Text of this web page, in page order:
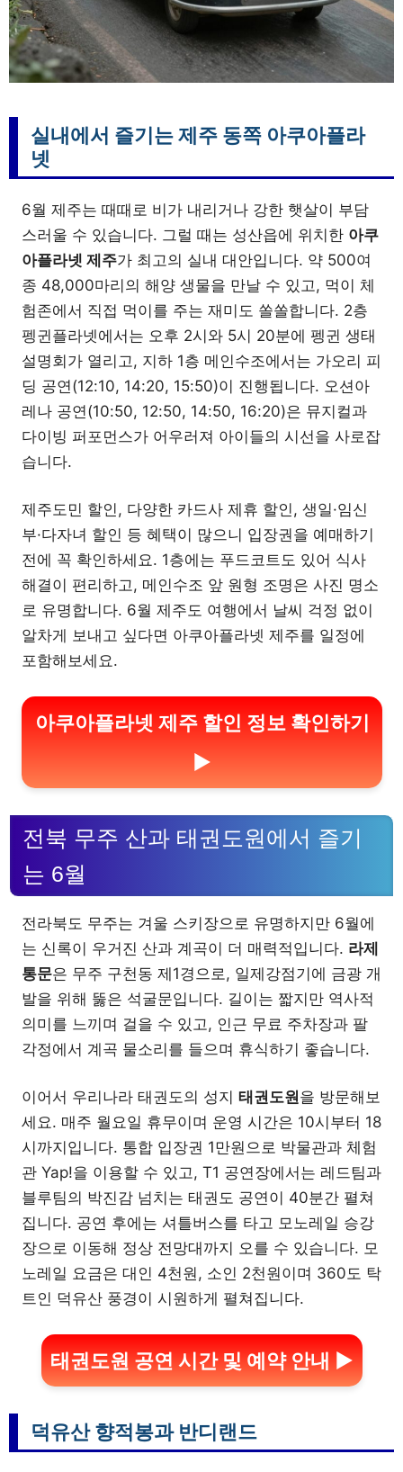
실내에서 즐기는 제주 동쪽 아쿠아플라
넷
6월 제주는 때때로 비가 내리거나 강한 햇살이 부담
스러울 수 있습니다. 그럴 때는 성산읍에 위치한 아쿠
아플라넷 제주가 최고의 실내 대안입니다. 약 500여
종 48,000마리의 해양 생물을 만날 수 있고, 먹이 체
험존에서 직접 먹이를 주는 재미도 쏠쏠합니다. 2층
펭귄플라넷에서는 오후 2시와 5시 20분에 펭귄 생태
설명회가 열리고, 지하 1층 메인수조에서는 가오리 피
딩 공연(12:10, 14:20, 15:50)이 진행됩니다. 오션아
레나 공연(10:50, 12:50, 14:50, 16:20)은 뮤지컬과
다이빙 퍼포먼스가 어우러져 아이들의 시선을 사로잡
습니다.
제주도민 할인, 다양한 카드사 제휴 할인, 생일·임신
부·다자녀 할인 등 혜택이 많으니 입장권을 예매하기
전에 꼭 확인하세요. 1층에는 푸드코트도 있어 식사
해결이 편리하고, 메인수조 앞 원형 조명은 사진 명소
로 유명합니다. 6월 제주도 여행에서 날씨 걱정 없이
알차게 보내고 싶다면 아쿠아플라넷 제주를 일정에
포함해보세요.
아쿠아플라넷 제주 할인 정보 확인하기
▶
전북 무주 산과 태권도원에서 즐기
는 6월
전라북도 무주는 겨울 스키장으로 유명하지만 6월에
는 신록이 우거진 산과 계곡이 더 매력적입니다. 라제
통문은 무주 구천동 제1경으로, 일제강점기에 금광 개
발을 위해 뚫은 석굴문입니다. 길이는 짧지만 역사적
의미를 느끼며 걸을 수 있고, 인근 무료 주차장과 팔
각정에서 계곡 물소리를 들으며 휴식하기 좋습니다.
이어서 우리나라 태권도의 성지 태권도원을 방문해보
세요. 매주 월요일 휴무이며 운영 시간은 10시부터 18
시까지입니다. 통합 입장권 1만원으로 박물관과 체험
관 Yap!을 이용할 수 있고, T1 공연장에서는 레드팀과
블루팀의 박진감 넘치는 태권도 공연이 40분간 펼쳐
집니다. 공연 후에는 셔틀버스를 타고 모노레일 승강
장으로 이동해 정상 전망대까지 오를 수 있습니다. 모
노레일 요금은 대인 4천원, 소인 2천원이며 360도 탁
트인 덕유산 풍경이 시원하게 펼쳐집니다.
태권도원 공연 시간 및 예약 안내 ▶
덕유산 향적봉과 반디랜드